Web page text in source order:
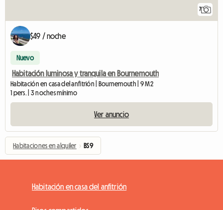
7
$49 / noche
Nuevo
Habitación luminosa y tranquila en Bournemouth
Habitación en casa del anfitrión | Bournemouth | 9 M2
1 pers. | 3 noches mínimo
Ver anuncio
Habitaciones en alquiler › BS9
Habitación en casa del anfitrión